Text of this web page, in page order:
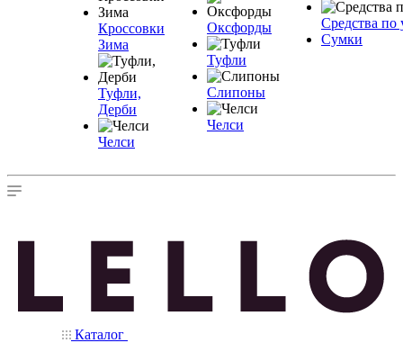
Кроссовки
Зима
Туфли,
Дерби
Челси
Оксфорды
Туфли
Слипоны
Челси
Средства по
Сумки
Каталог